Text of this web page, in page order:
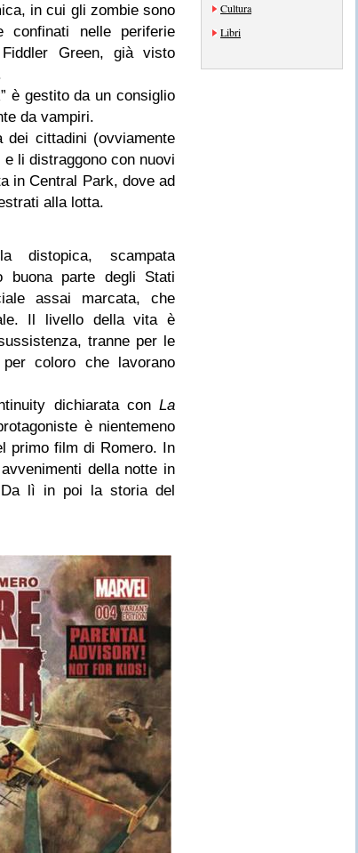
in cui gli zombie sono
nelle periferie
Green, già visto
è gestito da un consiglio
da vampiri.
dei cittadini (ovviamente
li distraggono con nuovi
in Central Park, dove ad
alla lotta.
scampata
buona parte degli Stati
assai marcata, che
Il livello della vita è
tranne per le
coloro che lavorano
dichiarata conLa
è nientemeno
primo film di Romero. In
della notte in
lì in poi la storia del
Cultura
Libri